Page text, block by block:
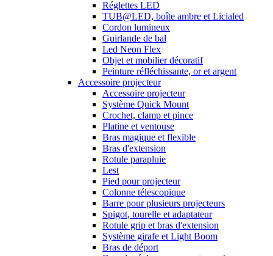
Réglettes LED
TUB@LED, boîte ambre et Licialed
Cordon lumineux
Guirlande de bal
Led Neon Flex
Objet et mobilier décoratif
Peinture réfléchissante, or et argent
Accessoire projecteur
Accessoire projecteur
Système Quick Mount
Crochet, clamp et pince
Platine et ventouse
Bras magique et flexible
Bras d'extension
Rotule parapluie
Lest
Pied pour projecteur
Colonne télescopique
Barre pour plusieurs projecteurs
Spigot, tourelle et adaptateur
Rotule grip et bras d'extension
Système girafe et Light Boom
Bras de déport